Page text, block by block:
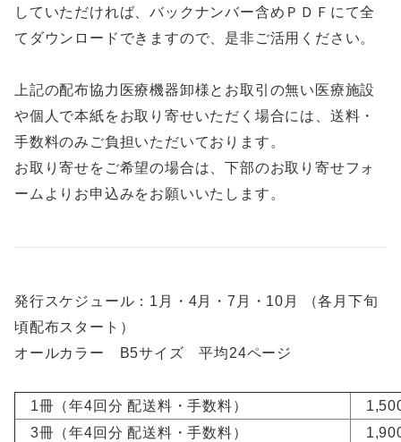
していただければ、バックナンバー含めＰＤＦにて全
てダウンロードできますので、是非ご活用ください。
上記の配布協力医療機器卸様とお取引の無い医療施設
や個人で本紙をお取り寄せいただく場合には、送料・
手数料のみご負担いただいております。
お取り寄せをご希望の場合は、下部のお取り寄せフォ
ームよりお申込みをお願いいたします。
発行スケジュール：1月・4月・7月・10月 （各月下旬
頃配布スタート）
オールカラー B5サイズ 平均24ページ
1冊（年4回分 配送料・手数料）
3冊（年4回分 配送料・手数料）